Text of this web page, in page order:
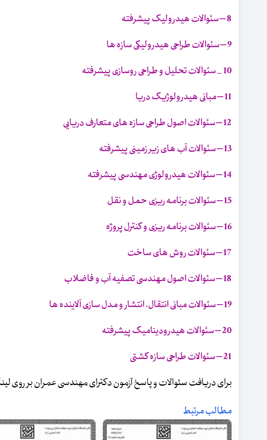
8 – سئوالات هیدرولیک پیشرفته
9 – سئوالات طراحی هیدرولیکی سازه ها
10 _ سئوالات تحلیل و طراحی روسازی پیشرفته
11 – مبانی هیدرولوژیک دریا
12 – سئوالات اصول طراحی سازه های متعارف دریایی
13 – سئوالات آب های زیر زمینی پیشرفته
14 – سئوالات هیدرولوژی مهندسی پیشرفته
15 – سئوالات برنامه ریزی حمل و نقل
16 – سئوالات برنامه ریزی و کنترل پروژه
17 – سئوالات روش های ساخت
18 – سئوالات اصول مهندسی تصفیه آب و فاضلاب
19 – سئوالات مبانی انتقال، انتشار و مدل سازی آلاینده ها
20 – سئوالات هیدرودینامیک پیشرفته
21 – سئوالات طراحی سازه کشتی
برای دریافت سئوالات و پاسخ آزمون دکترای مهندسی عمران بر روی
مطالب مرتبط